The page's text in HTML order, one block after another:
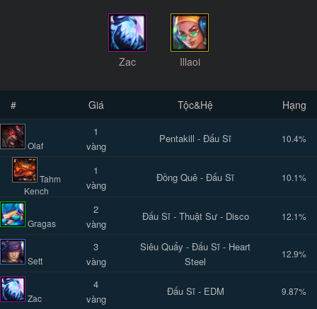
Zac Illaoi
# Giá Tộc&Hệ Hạng
Olaf
1
vàng
Pentakill - Đấu Sĩ 10.4%
Tahm
Kench
1
vàng
Đồng Quê - Đấu Sĩ 10.1%
Gragas
2
vàng
Đấu Sĩ - Thuật Sư - Disco 12.1%
Sett
3
vàng
Siêu Quẩy - Đấu Sĩ - Heart
Steel
12.9%
Zac
4
vàng
Đấu Sĩ - EDM 9.87%